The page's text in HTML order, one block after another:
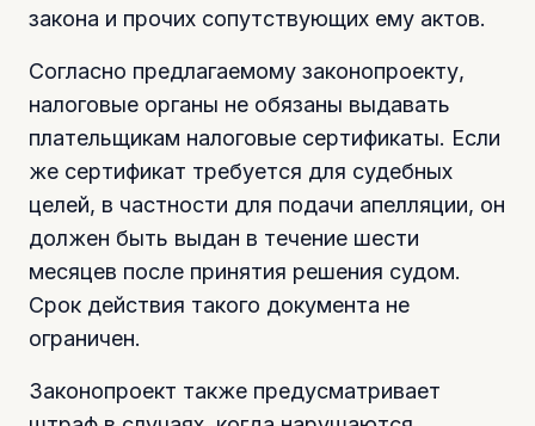
закона и прочих сопутствующих ему актов.
Согласно предлагаемому законопроекту,
налоговые органы не обязаны выдавать
плательщикам налоговые сертификаты. Если
же сертификат требуется для судебных
целей, в частности для подачи апелляции, он
должен быть выдан в течение шести
месяцев после принятия решения судом.
Срок действия такого документа не
ограничен.
Законопроект также предусматривает